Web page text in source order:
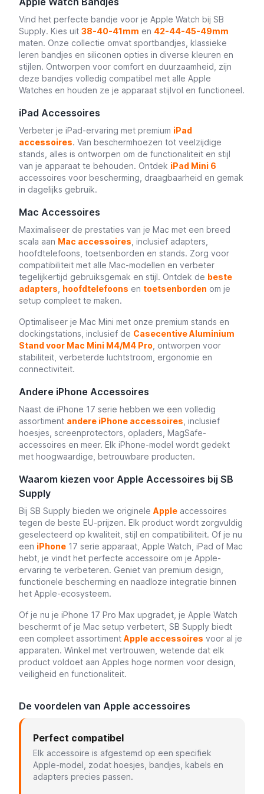
Vind het perfecte bandje voor je Apple Watch bij SB
Supply. Kies uit 38-40-41mm en 42-44-45-49mm
maten. Onze collectie omvat sportbandjes, klassieke
leren bandjes en siliconen opties in diverse kleuren en
stijlen. Ontworpen voor comfort en duurzaamheid, zijn
deze bandjes volledig compatibel met alle Apple
Watches en houden ze je apparaat stijlvol en functioneel.
iPad Accessoires
Verbeter je iPad-ervaring met premium iPad
accessoires. Van beschermhoezen tot veelzijdige
stands, alles is ontworpen om de functionaliteit en stijl
van je apparaat te behouden. Ontdek iPad Mini 6
accessoires voor bescherming, draagbaarheid en gemak
in dagelijks gebruik.
Mac Accessoires
Maximaliseer de prestaties van je Mac met een breed
scala aan Mac accessoires , inclusief adapters,
hoofdtelefoons, toetsenborden en stands. Zorg voor
compatibiliteit met alle Mac-modellen en verbeter
tegelijkertijd gebruiksgemak en stijl. Ontdek de beste
adapters hoofdtelefoons en toetsenborden om je
setup compleet te maken.
Optimaliseer je Mac Mini met onze premium stands en
dockingstations, inclusief de Casecentive Aluminium
Stand voor Mac Mini M4/M4 Pro , ontworpen voor
stabiliteit, verbeterde luchtstroom, ergonomie en
connectiviteit.
Andere iPhone Accessoires
Naast de iPhone 17 serie hebben we een volledig
assortiment andere iPhone accessoires , inclusief
hoesjes, screenprotectors, opladers, MagSafe-
accessoires en meer. Elk iPhone-model wordt gedekt
met hoogwaardige, betrouwbare producten.
Waarom kiezen voor Apple Accessoires bij SB
Supply
Bij SB Supply bieden we originele Apple accessoires
tegen de beste EU-prijzen. Elk product wordt zorgvuldig
geselecteerd op kwaliteit, stijl en compatibiliteit. Of je nu
een iPhone 17 serie apparaat, Apple Watch, iPad of Mac
hebt, je vindt het perfecte accessoire om je Apple-
ervaring te verbeteren. Geniet van premium design,
functionele bescherming en naadloze integratie binnen
het Apple-ecosysteem.
Of je nu je iPhone 17 Pro Max upgradet, je Apple Watch
beschermt of je Mac setup verbetert, SB Supply biedt
een compleet assortiment Apple accessoires voor al je
apparaten. Winkel met vertrouwen, wetende dat elk
product voldoet aan Apples hoge normen voor design,
veiligheid en functionaliteit.
De voordelen van Apple accessoires
Perfect compatibel
Elk accessoire is afgestemd op een specifiek
Apple-model, zodat hoesjes, bandjes, kabels en
adapters precies passen.